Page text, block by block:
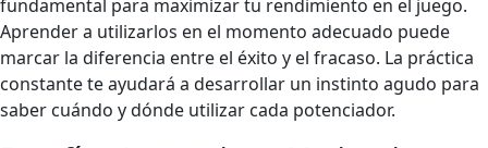
fundamental para maximizar tu rendimiento en el juego.
Aprender a utilizarlos en el momento adecuado puede
marcar la diferencia entre el éxito y el fracaso. La práctica
constante te ayudará a desarrollar un instinto agudo para
saber cuándo y dónde utilizar cada potenciador.